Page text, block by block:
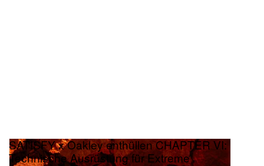
SATISFY x Oakley enthüllen CHAPTER VI:
Technische Ausrüstung für Extreme